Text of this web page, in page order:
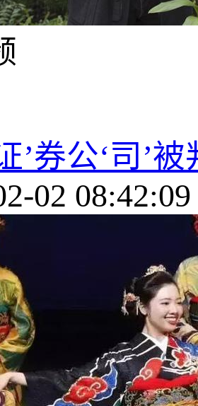
’券公‘司’
02 08:42:09